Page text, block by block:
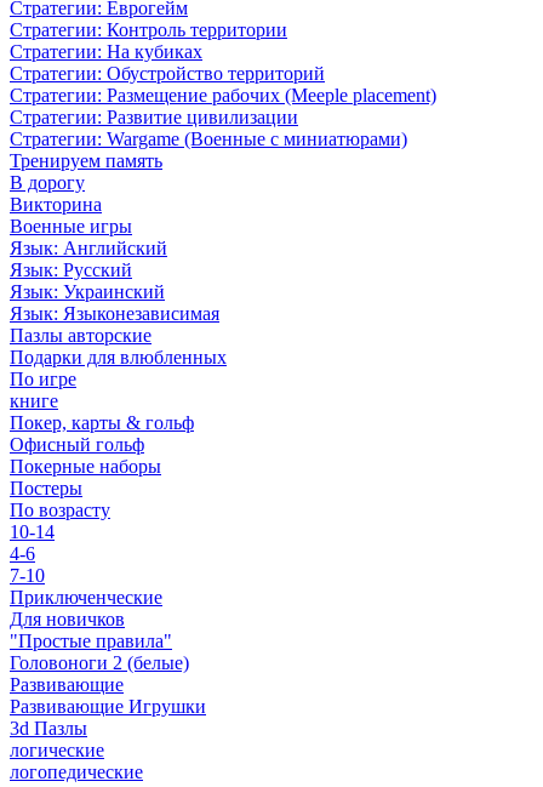
Стратегии: Еврогейм
Стратегии: Контроль территории
Стратегии: На кубиках
Стратегии: Обустройство территорий
Стратегии: Размещение рабочих (Meeple placement)
Стратегии: Развитие цивилизации
Стратегии: Wargame (Военные с миниатюрами)
Тренируем память
В дорогу
Викторина
Военные игры
Язык: Английский
Язык: Русский
Язык: Украинский
Язык: Языконезависимая
Пазлы авторские
Подарки для влюбленных
По игре
книге
Покер, карты & гольф
Офисный гольф
Покерные наборы
Постеры
По возрасту
10-14
4-6
7-10
Приключенческие
Для новичков
"Простые правила"
Головоноги 2 (белые)
Развивающие
Развивающие Игрушки
3d Пазлы
логические
логопедические